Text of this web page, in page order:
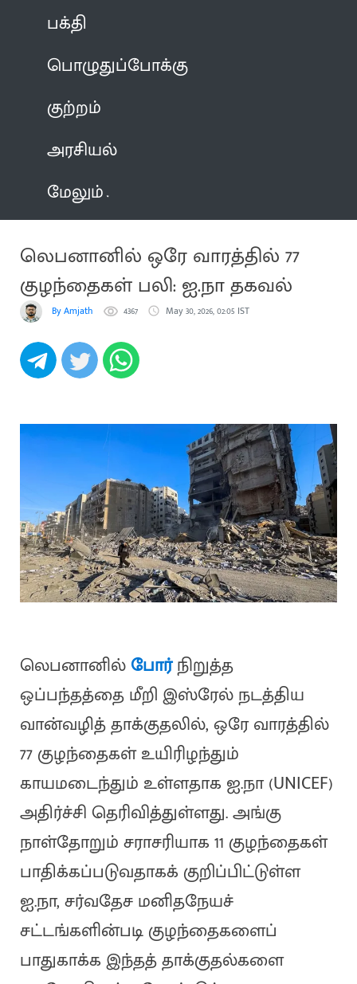
பக்தி
பொழுதுப்போக்கு
குற்றம்
அரசியல்
மேலும்
லெபனானில் ஒரே வாரத்தில் 77
குழந்தைகள் பலி: ஐ.நா தகவல்
By Amjath 4367 May 30, 2026, 02:05 IST
லெபனானில்போர்நிறுத்த
ஒப்பந்தத்தை மீறி இஸ்ரேல் நடத்திய
வான்வழித் தாக்குதலில், ஒரே வாரத்தில்
77 குழந்தைகள் உயிரிழந்தும்
காயமடைந்தும் உள்ளதாக ஐ.நா (UNICEF)
அதிர்ச்சி தெரிவித்துள்ளது. அங்கு
நாள்தோறும் சராசரியாக 11 குழந்தைகள்
பாதிக்கப்படுவதாகக் குறிப்பிட்டுள்ள
ஐ.நா, சர்வதேச மனிதநேயச்
சட்டங்களின்படி குழந்தைகளைப்
பாதுகாக்க இந்தத் தாக்குதல்களை